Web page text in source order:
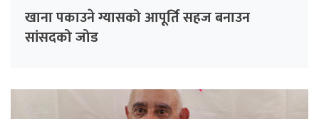
खाना पकाउने ग्यासको आपूर्ति सहज बनाउन
सांसदको जोड